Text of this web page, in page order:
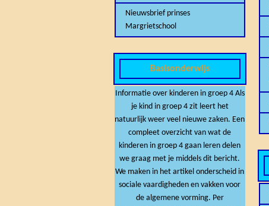
Nieuwsbrief prinses
Margrietschool
Basisonderwijs
Informatie over kinderen in groep 4 Als
je kind in groep 4 zit leert het
natuurlijk weer veel nieuwe zaken. Een
compleet overzicht van wat de
kinderen in groep 4 gaan leren delen
we graag met je middels dit bericht.
We maken in het artikel onderscheid in
sociale vaardigheden en vakken voor
de algemene vorming. Per